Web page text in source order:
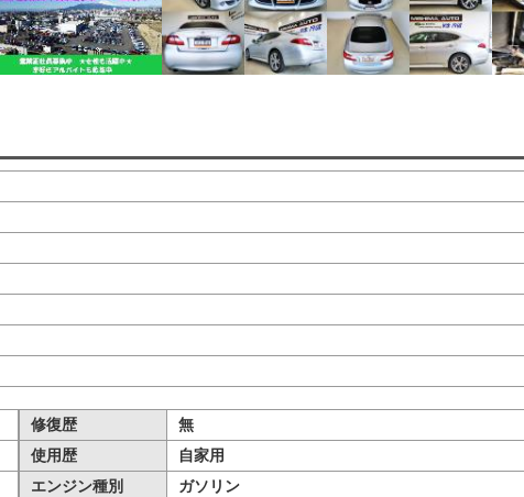
修復歴
無
使用歴
自家用
エンジン種別
ガソリン